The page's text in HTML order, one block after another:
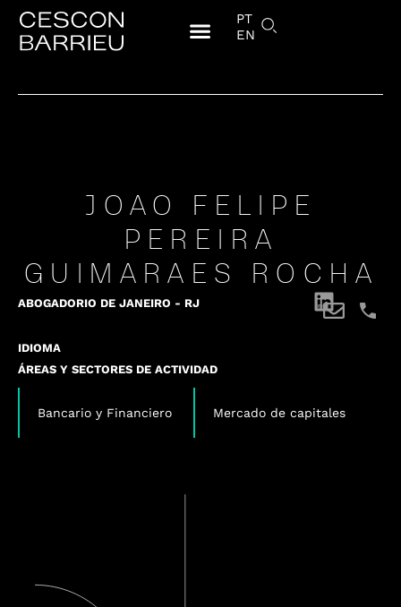
PT
EN
JOAO FELIPE
PEREIRA
GUIMARAES ROCHA
ABOGADORIO DE JANEIRO - RJ
IDIOMA
ÁREAS Y SECTORES DE ACTIVIDAD
Bancario y Financiero
Mercado de capitales